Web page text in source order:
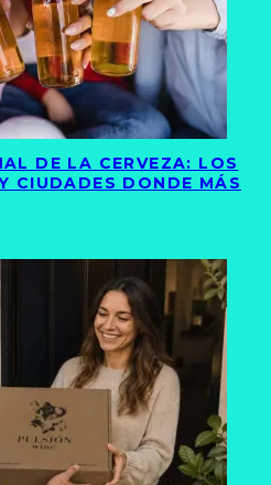
DE LA CERVEZA: LOS
CIUDADES DONDE MÁS